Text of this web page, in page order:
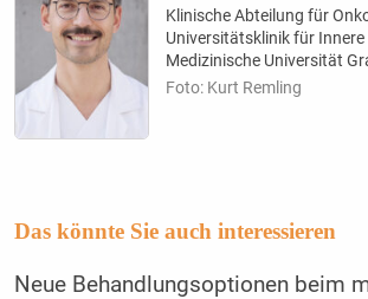
Klinische Abteilung für
Universitätsklinik für Innere
Medizinische Universität
Foto: Kurt Remling
Das könnte Sie auch interessieren
Neue Behandlungsoptionen beim